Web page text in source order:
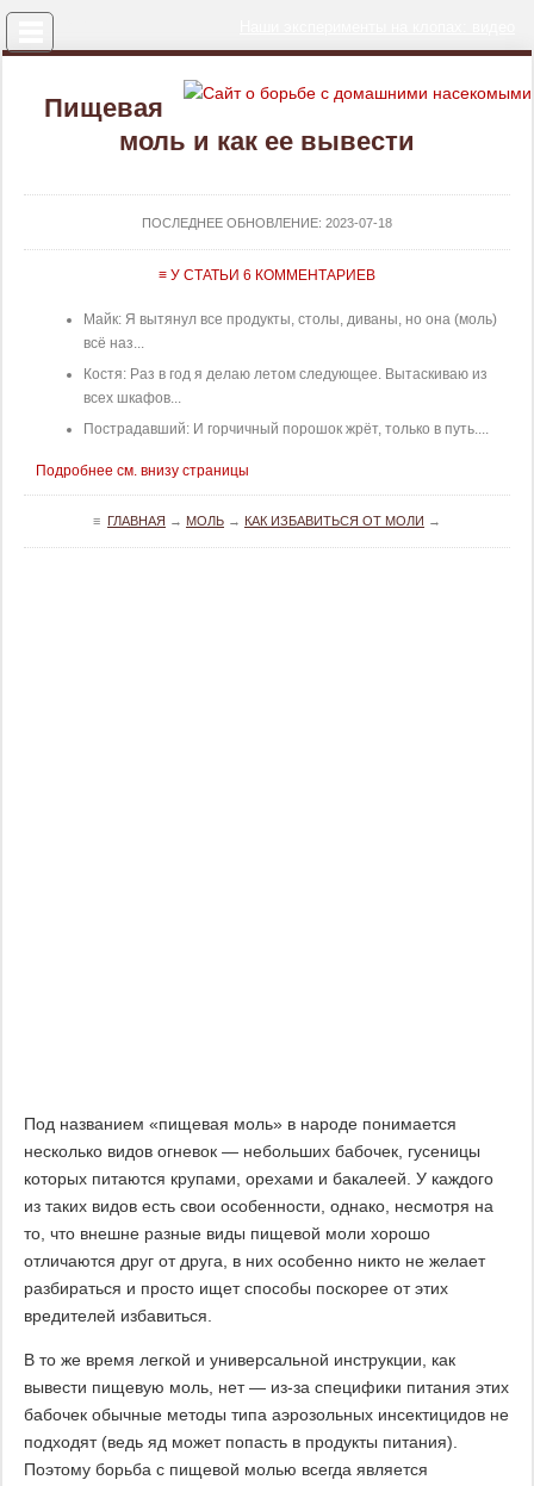
Пищевая
моль и как ее вывести
ПОСЛЕДНЕЕ ОБНОВЛЕНИЕ: 2023-07-18
≡ У СТАТЬИ 6 КОММЕНТАРИЕВ
Майк: Я вытянул все продукты, столы, диваны, но она (моль)
всё наз...
Костя: Раз в год я делаю летом следующее. Вытаскиваю из
всех шкафов...
Пострадавший: И горчичный порошок жрёт, только в путь....
Подробнее см. внизу страницы
≡ ГЛАВНАЯ → МОЛЬ→ КАК ИЗБАВИТЬСЯ ОТ МОЛИ →
Под названием «пищевая моль» в народе понимается
несколько видов огневок — небольших бабочек, гусеницы
которых питаются крупами, орехами и бакалеей. У каждого
из таких видов есть свои особенности, однако, несмотря на
то, что внешне разные виды пищевой моли хорошо
отличаются друг от друга, в них особенно никто не желает
разбираться и просто ищет способы поскорее от этих
вредителей избавиться.
В то же время легкой и универсальной инструкции, как
вывести пищевую моль, нет — из-за специфики питания этих
бабочек обычные методы типа аэрозольных инсектицидов не
подходят (ведь яд может попасть в продукты питания).
Поэтому борьба с пищевой молью всегда является